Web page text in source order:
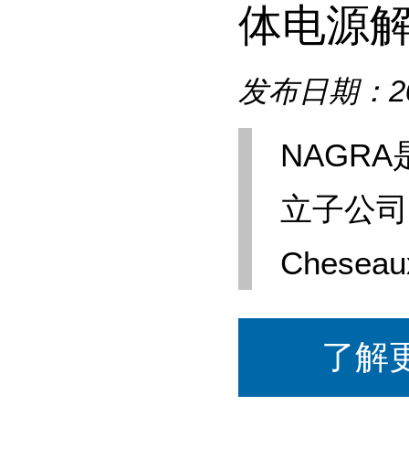
体电源
发布日期：
NAGRA
立子公
了解